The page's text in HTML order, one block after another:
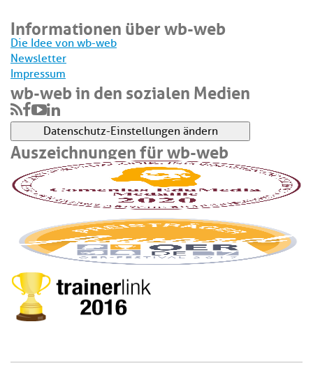
Informationen über wb-web
Die Idee von wb-web
Newsletter
Impressum
wb-web in den sozialen Medien
Datenschutz-Einstellungen ändern
Auszeichnungen für wb-web